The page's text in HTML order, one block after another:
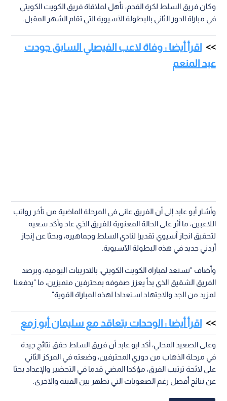
وكان فريق السلط لكرة القدم، تأهل لملاقاة فريق الكويت الكويتي
في مباراة الدور الثاني بالبطولة الآسيوية التي تقام الشهر المقبل.
اقرأ أيضا : وفاة لاعب الفيصلي السابق جودت
عبد المنعم
وأشار أبو عابد إلى أن الفريق عانى في المرحلة الماضية من تأخر رواتب
اللاعبين، ما أثر على الحالة المعنوية للفريق الذي عاد وأكد سعيه
لتحقيق انجاز آسيوي تقديرا لنادي السلط وجماهيره، وبحثا عن إنجاز
أردني جديد في هذه البطولة الآسيوية.
وأضاف "نستعد لمباراة الكويت الكويتي، بالتدريبات اليومية، وبرصد
الفريق الشقيق الذي بدأ يعزز صفوفه بمحترفين متميزين، ما "يدفعنا
لمزيد من الجد والاجتهاد استعدادا لهذه المباراة القوية".
اقرأ أيضا : الوحدات يتعاقد مع سليمان أبو زمع
وعلى الصعيد المحلي، أكد ابو عابد أن فريق السلط حقق نتائج جيدة
في مرحلة الذهاب من دوري المحترفين، وضعته في المركز الثاني
على لائحة ترتيب الفرق، مؤكدا المضي قدما في التحضير والإعداد بحثا
عن نتائج أفضل رغم الصعوبات التي تظهر بين الفينة والاخرى.